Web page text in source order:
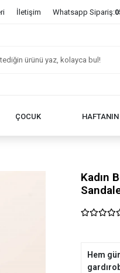
İletişim Whatsapp Sipariş:
ÇOCUK
Kadın
Hem